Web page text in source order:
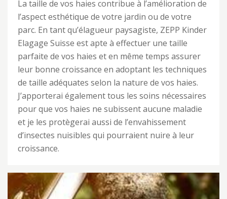
La taille de vos haies contribue à l’amélioration de
l’aspect esthétique de votre jardin ou de votre
parc. En tant qu’élagueur paysagiste, ZEPP Kinder
Elagage Suisse est apte à effectuer une taille
parfaite de vos haies et en même temps assurer
leur bonne croissance en adoptant les techniques
de taille adéquates selon la nature de vos haies.
J’apporterai également tous les soins nécessaires
pour que vos haies ne subissent aucune maladie
et je les protègerai aussi de l’envahissement
d’insectes nuisibles qui pourraient nuire à leur
croissance.